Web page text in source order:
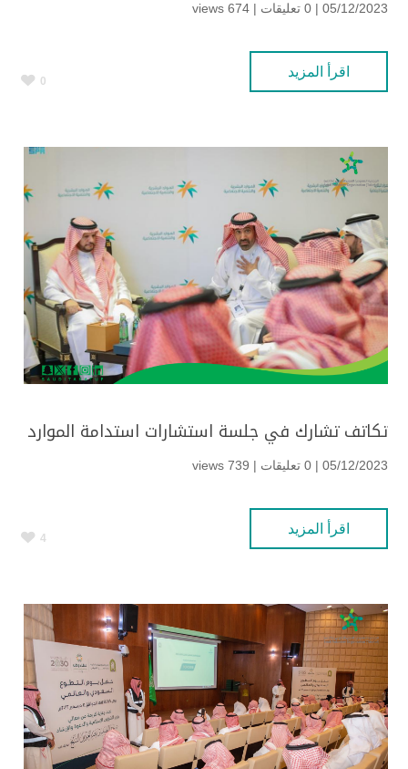
05/12/2023 | 0 تعليقات | 674 views
اقرأ المزيد
0
تكاتف تشارك في جلسة استشارات استدامة الموارد
05/12/2023 | 0 تعليقات | 739 views
اقرأ المزيد
4